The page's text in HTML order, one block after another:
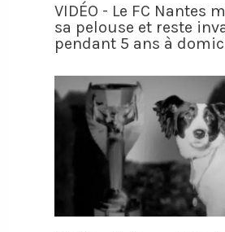
VIDÉO - Le FC Nantes
sa pelouse et reste
pendant 5 ans à